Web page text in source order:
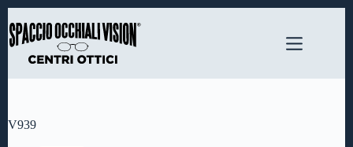
al
contenuto
V939